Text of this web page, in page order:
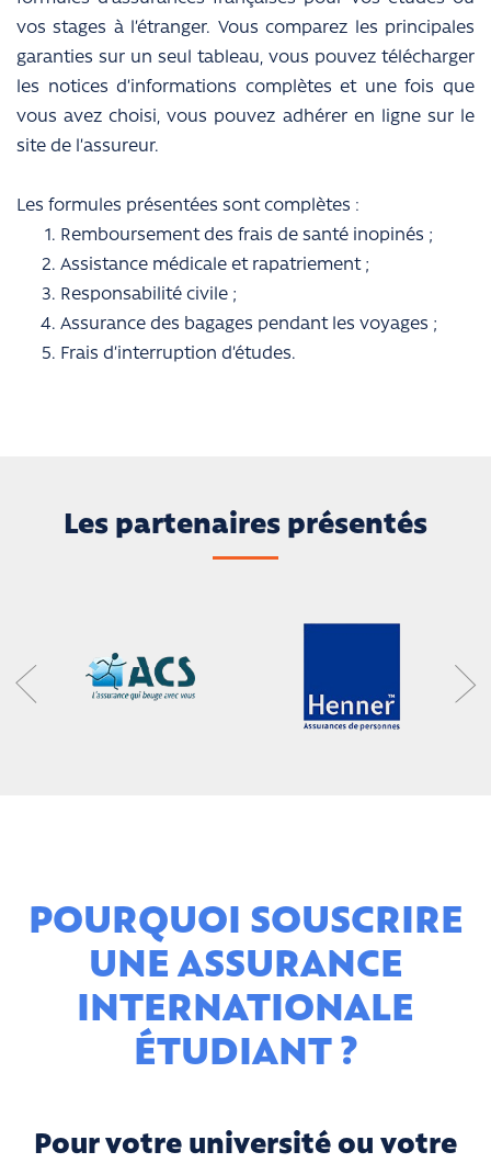
vos stages à l’étranger. Vous comparez les principales
garanties sur un seul tableau, vous pouvez télécharger
les notices d’informations complètes et une fois que
vous avez choisi, vous pouvez adhérer en ligne sur le
site de l’assureur.
Les formules présentées sont complètes :
Remboursement des frais de santé inopinés ;
Assistance médicale et rapatriement ;
Responsabilité civile ;
Assurance des bagages pendant les voyages ;
Frais d’interruption d’études.
Les partenaires présentés
POURQUOI SOUSCRIRE
UNE ASSURANCE
INTERNATIONALE
ÉTUDIANT ?
Pour votre université ou votre